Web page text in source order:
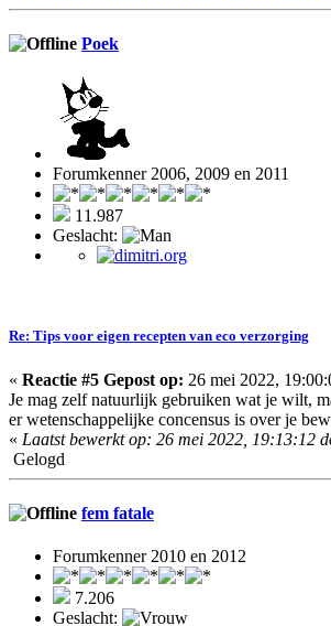
Poek
Forumkenner 2006, 2009 en 2011
11.987
Geslacht:
Re: Tips voor eigen recepten van eco verzorging
« Reactie #5 Gepost op: 26 mei 2022,
Je mag zelf natuurlijk gebruiken wat je wilt,
er wetenschappelijke concensus is over je
« Laatst bewerkt op: 26 mei 2022, 19:13:12
Gelogd
fem fatale
Forumkenner 2010 en 2012
7.206
Geslacht: